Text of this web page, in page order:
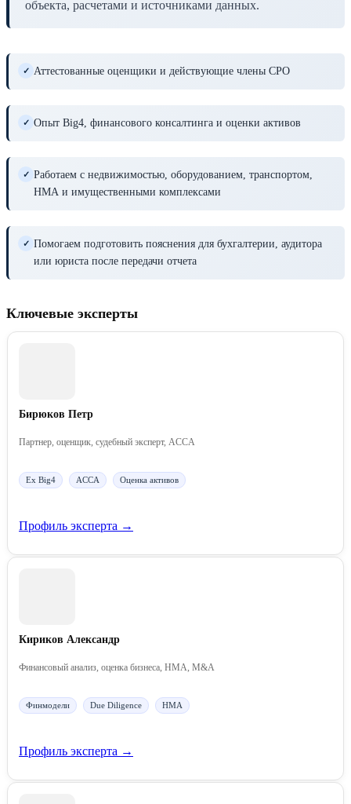
объекта, расчетами и источниками данных.
✓ Аттестованные оценщики и действующие члены СРО
✓ Опыт Big4, финансового консалтинга и оценки активов
✓ Работаем с недвижимостью, оборудованием, транспортом,
НМА и имущественными комплексами
✓ Помогаем подготовить пояснения для бухгалтерии, аудитора
или юриста после передачи отчета
Ключевые эксперты
Бирюков Петр
Партнер, оценщик, судебный эксперт, ACCA
Ex Big4 ACCA Оценка активов
Профиль эксперта →
Кириков Александр
Финансовый анализ, оценка бизнеса, НМА, M&A
Финмодели Due Diligence НМА
Профиль эксперта →